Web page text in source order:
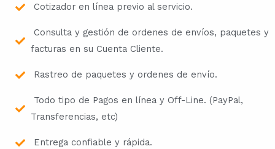
Cotizador en línea previo al servicio.
Consulta y gestión de ordenes de envíos, paquetes y
facturas en su Cuenta Cliente.
Rastreo de paquetes y ordenes de envío.
Todo tipo de Pagos en línea y Off-Line. (PayPal,
Transferencias, etc)
Entrega confiable y rápida.